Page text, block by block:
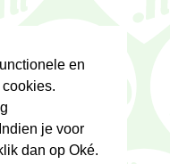
en
je voor
dan op Oké.